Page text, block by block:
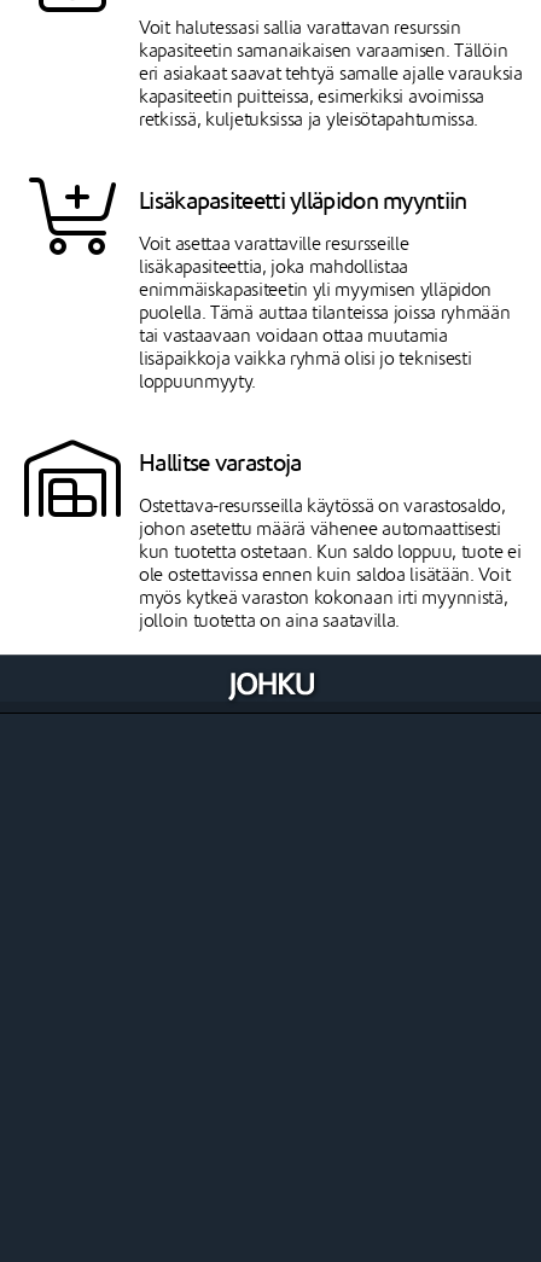
Voit halutessasi sallia varattavan resurssin
kapasiteetin samanaikaisen varaamisen. Tällöin
eri asiakaat saavat tehtyä samalle ajalle varauksia
kapasiteetin puitteissa, esimerkiksi avoimissa
retkissä, kuljetuksissa ja yleisötapahtumissa.
Lisäkapasiteetti ylläpidon myyntiin
Voit asettaa varattaville resursseille
lisäkapasiteettia, joka mahdollistaa
enimmäiskapasiteetin yli myymisen ylläpidon
puolella. Tämä auttaa tilanteissa joissa ryhmään
tai vastaavaan voidaan ottaa muutamia
lisäpaikkoja vaikka ryhmä olisi jo teknisesti
loppuunmyyty.
Hallitse varastoja
Ostettava-resursseilla käytössä on varastosaldo,
johon asetettu määrä vähenee automaattisesti
kun tuotetta ostetaan. Kun saldo loppuu, tuote ei
ole ostettavissa ennen kuin saldoa lisätään. Voit
myös kytkeä varaston kokonaan irti myynnistä,
jolloin tuotetta on aina saatavilla.
Eri yksiköt tuettuja